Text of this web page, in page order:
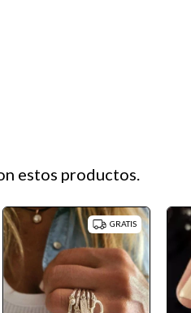
estos productos.
GRATIS